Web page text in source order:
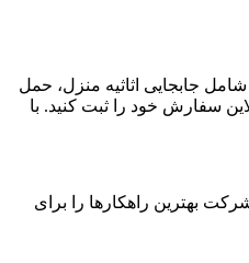
جابجایی اثاثیه منزل، حمل
سفارش خود را ثبت کنید. با
بهترین راهکارها را برای